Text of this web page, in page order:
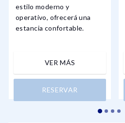
estilo moderno y
operativo, ofrecerá una
estancia confortable.
VER MÁS
RESERVAR